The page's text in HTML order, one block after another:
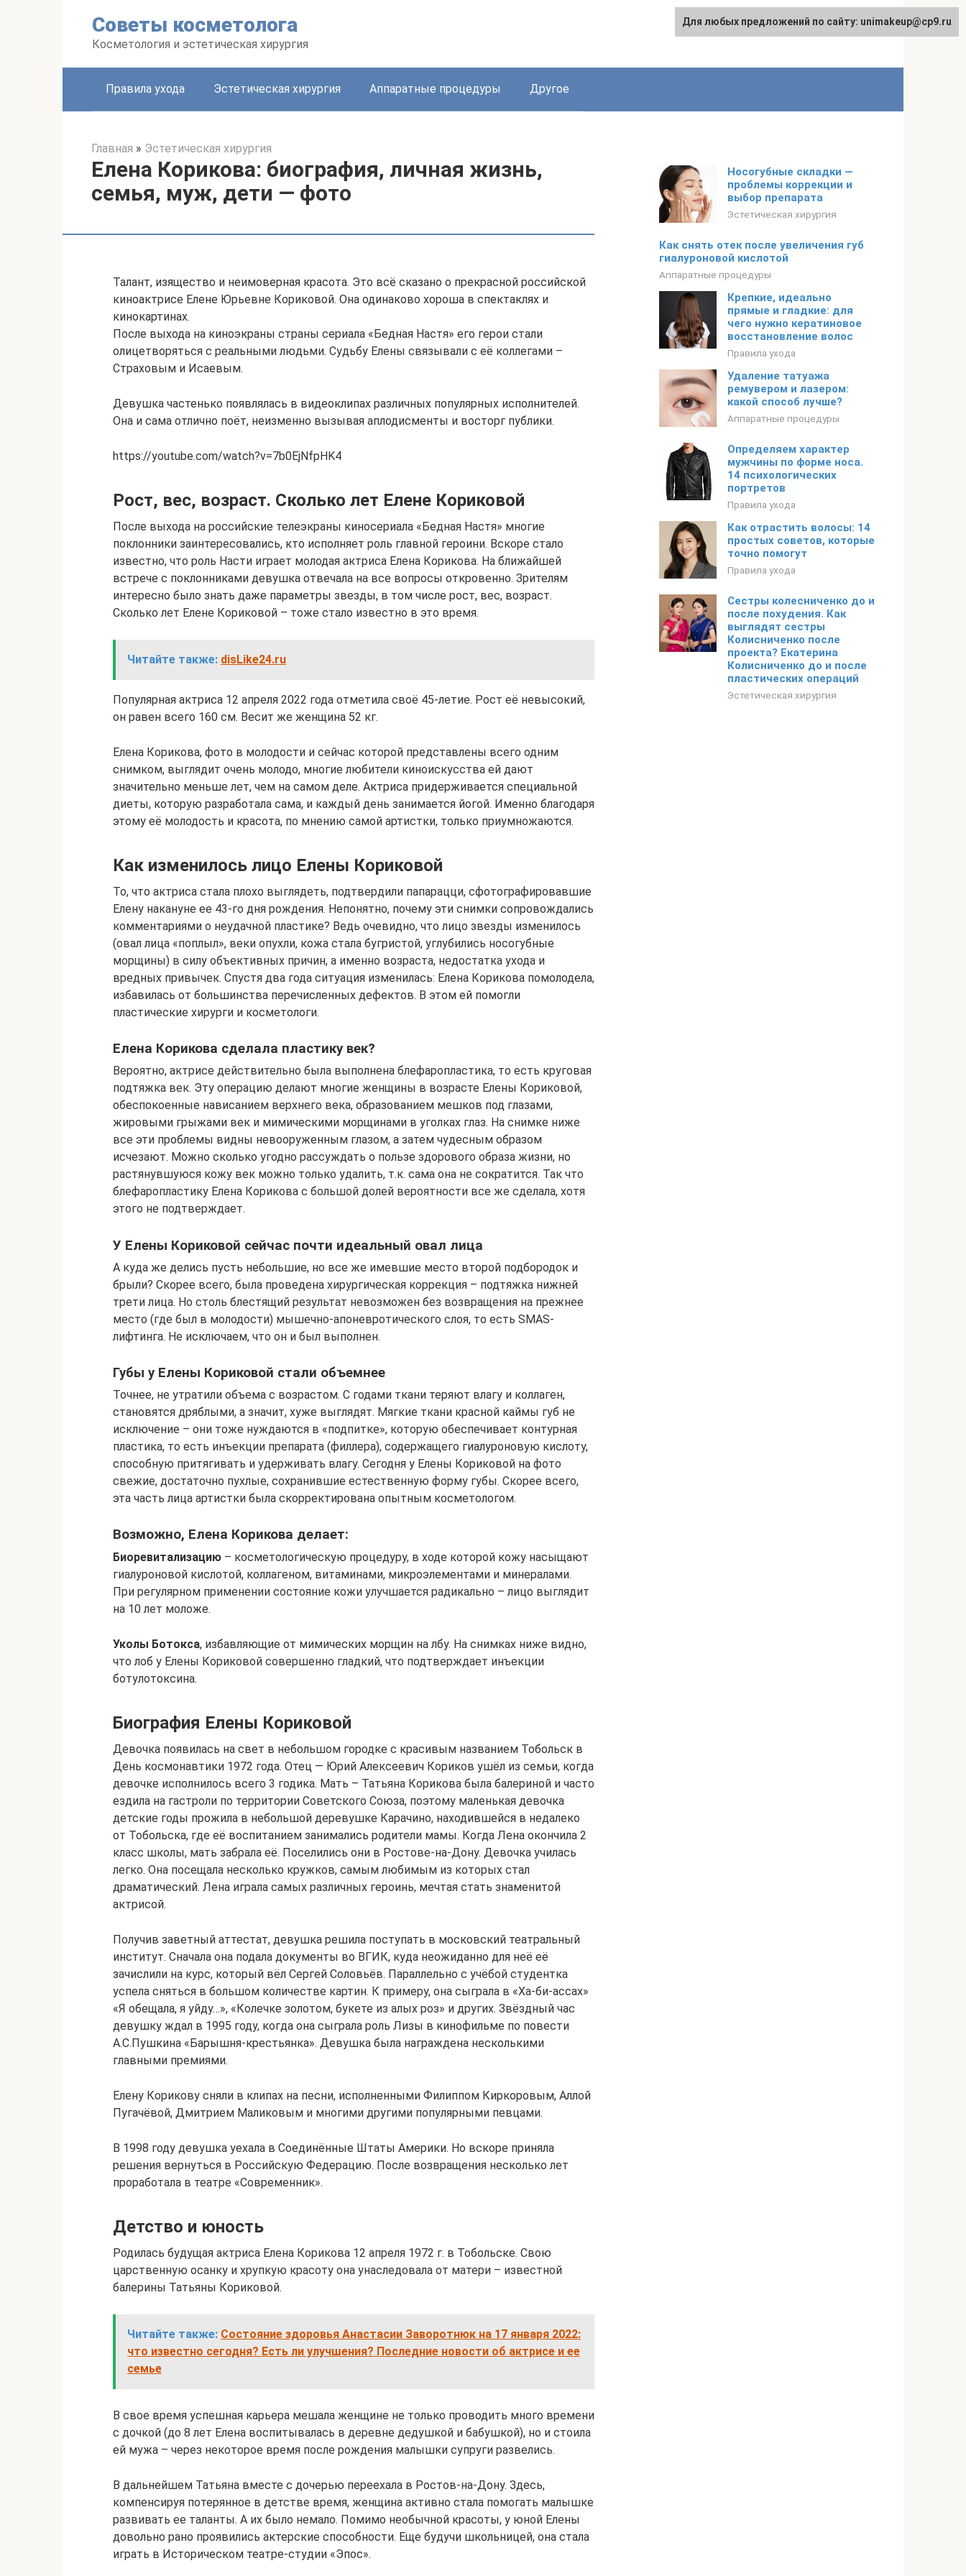
Советы косметолога
Косметология и эстетическая хирургия
Правила ухода Эстетическая хирургия Аппаратные процедуры Другое
Главная » Эстетическая хирургия
Елена Корикова: биография, личная жизнь,
семья, муж, дети — фото
Талант, изящество и неимоверная красота. Это всё сказано о прекрасной российской
киноактрисе Елене Юрьевне Кориковой. Она одинаково хороша в спектаклях и
кинокартинах.
После выхода на киноэкраны страны сериала «Бедная Настя» его герои стали
олицетворяться с реальными людьми. Судьбу Елены связывали с её коллегами –
Страховым и Исаевым.
Девушка частенько появлялась в видеоклипах различных популярных исполнителей.
Она и сама отлично поёт, неизменно вызывая аплодисменты и восторг публики.
https://youtube.com/watch?v=7b0EjNfpHK4
Рост, вес, возраст. Сколько лет Елене Кориковой
После выхода на российские телеэкраны киносериала «Бедная Настя» многие
поклонники заинтересовались, кто исполняет роль главной героини. Вскоре стало
известно, что роль Насти играет молодая актриса Елена Корикова. На ближайшей
встрече с поклонниками девушка отвечала на все вопросы откровенно. Зрителям
интересно было знать даже параметры звезды, в том числе рост, вес, возраст.
Сколько лет Елене Кориковой – тоже стало известно в это время.
Читайте также: disLike24.ru
Популярная актриса 12 апреля 2022 года отметила своё 45-летие. Рост её невысокий,
он равен всего 160 см. Весит же женщина 52 кг.
Елена Корикова, фото в молодости и сейчас которой представлены всего одним
снимком, выглядит очень молодо, многие любители киноискусства ей дают
значительно меньше лет, чем на самом деле. Актриса придерживается специальной
диеты, которую разработала сама, и каждый день занимается йогой. Именно благодаря
этому её молодость и красота, по мнению самой артистки, только приумножаются.
Как изменилось лицо Елены Кориковой
То, что актриса стала плохо выглядеть, подтвердили папарацци, сфотографировавшие
Елену накануне ее 43-го дня рождения. Непонятно, почему эти снимки сопровождались
комментариями о неудачной пластике? Ведь очевидно, что лицо звезды изменилось
(овал лица «поплыл», веки опухли, кожа стала бугристой, углубились носогубные
морщины) в силу объективных причин, а именно возраста, недостатка ухода и
вредных привычек. Спустя два года ситуация изменилась: Елена Корикова помолодела,
избавилась от большинства перечисленных дефектов. В этом ей помогли
пластические хирурги и косметологи.
Елена Корикова сделала пластику век?
Вероятно, актрисе действительно была выполнена блефаропластика, то есть круговая
подтяжка век. Эту операцию делают многие женщины в возрасте Елены Кориковой,
обеспокоенные нависанием верхнего века, образованием мешков под глазами,
жировыми грыжами век и мимическими морщинами в уголках глаз. На снимке ниже
все эти проблемы видны невооруженным глазом, а затем чудесным образом
исчезают. Можно сколько угодно рассуждать о пользе здорового образа жизни, но
растянувшуюся кожу век можно только удалить, т.к. сама она не сократится. Так что
блефаропластику Елена Корикова с большой долей вероятности все же сделала, хотя
этого не подтверждает.
У Елены Кориковой сейчас почти идеальный овал лица
А куда же делись пусть небольшие, но все же имевшие место второй подбородок и
брыли? Скорее всего, была проведена хирургическая коррекция – подтяжка нижней
трети лица. Но столь блестящий результат невозможен без возвращения на прежнее
место (где был в молодости) мышечно-апоневротического слоя, то есть SMAS-
лифтинга. Не исключаем, что он и был выполнен.
Губы у Елены Кориковой стали объемнее
Точнее, не утратили объема с возрастом. С годами ткани теряют влагу и коллаген,
становятся дряблыми, а значит, хуже выглядят. Мягкие ткани красной каймы губ не
исключение – они тоже нуждаются в «подпитке», которую обеспечивает контурная
пластика, то есть инъекции препарата (филлера), содержащего гиалуроновую кислоту,
способную притягивать и удерживать влагу. Сегодня у Елены Кориковой на фото
свежие, достаточно пухлые, сохранившие естественную форму губы. Скорее всего,
эта часть лица артистки была скорректирована опытным косметологом.
Возможно, Елена Корикова делает:
Биоревитализацию – косметологическую процедуру, в ходе которой кожу насыщают
гиалуроновой кислотой, коллагеном, витаминами, микроэлементами и минералами.
При регулярном применении состояние кожи улучшается радикально – лицо выглядит
на 10 лет моложе.
Уколы Ботокса, избавляющие от мимических морщин на лбу. На снимках ниже видно,
что лоб у Елены Кориковой совершенно гладкий, что подтверждает инъекции
ботулотоксина.
Биография Елены Кориковой
Девочка появилась на свет в небольшом городке с красивым названием Тобольск в
День космонавтики 1972 года. Отец — Юрий Алексеевич Кориков ушёл из семьи, когда
девочке исполнилось всего 3 годика. Мать – Татьяна Корикова была балериной и часто
ездила на гастроли по территории Советского Союза, поэтому маленькая девочка
детские годы прожила в небольшой деревушке Карачино, находившейся в недалеко
от Тобольска, где её воспитанием занимались родители мамы. Когда Лена окончила 2
класс школы, мать забрала её. Поселились они в Ростове-на-Дону. Девочка училась
легко. Она посещала несколько кружков, самым любимым из которых стал
драматический. Лена играла самых различных героинь, мечтая стать знаменитой
актрисой.
Получив заветный аттестат, девушка решила поступать в московский театральный
институт. Сначала она подала документы во ВГИК, куда неожиданно для неё её
зачислили на курс, который вёл Сергей Соловьёв. Параллельно с учёбой студентка
успела сняться в большом количестве картин. К примеру, она сыграла в «Ха-би-ассах»
«Я обещала, я уйду…», «Колечке золотом, букете из алых роз» и других. Звёздный час
девушку ждал в 1995 году, когда она сыграла роль Лизы в кинофильме по повести
А.С.Пушкина «Барышня-крестьянка». Девушка была награждена несколькими
главными премиями.
Елену Корикову сняли в клипах на песни, исполненными Филиппом Киркоровым, Аллой
Пугачёвой, Дмитрием Маликовым и многими другими популярными певцами.
В 1998 году девушка уехала в Соединённые Штаты Америки. Но вскоре приняла
решения вернуться в Российскую Федерацию. После возвращения несколько лет
проработала в театре «Современник».
Детство и юность
Родилась будущая актриса Елена Корикова 12 апреля 1972 г. в Тобольске. Свою
царственную осанку и хрупкую красоту она унаследовала от матери – известной
балерины Татьяны Кориковой.
Читайте также: Состояние здоровья Анастасии Заворотнюк на 17 января 2022:
что известно сегодня? Есть ли улучшения? Последние новости об актрисе и ее
семье
В свое время успешная карьера мешала женщине не только проводить много времени
с дочкой (до 8 лет Елена воспитывалась в деревне дедушкой и бабушкой), но и стоила
ей мужа – через некоторое время после рождения малышки супруги развелись.
В дальнейшем Татьяна вместе с дочерью переехала в Ростов-на-Дону. Здесь,
компенсируя потерянное в детстве время, женщина активно стала помогать малышке
развивать ее таланты. А их было немало. Помимо необычной красоты, у юной Елены
довольно рано проявились актерские способности. Еще будучи школьницей, она стала
играть в Историческом театре-студии «Эпос».
Носогубные складки —
проблемы коррекции и
выбор препарата
Эстетическая хирургия
Как снять отек после увеличения губ
гиалуроновой кислотой
Аппаратные процедуры
Крепкие, идеально
прямые и гладкие: для
чего нужно кератиновое
восстановление волос
Правила ухода
Удаление татуажа
ремувером и лазером:
какой способ лучше?
Аппаратные процедуры
Определяем характер
мужчины по форме носа.
14 психологических
портретов
Правила ухода
Как отрастить волосы: 14
простых советов, которые
точно помогут
Правила ухода
Сестры колесниченко до и
после похудения. Как
выглядят сестры
Колисниченко после
проекта? Екатерина
Колисниченко до и после
пластических операций
Эстетическая хирургия
Для любых предложений по сайту: unimakeup@cp9.ru